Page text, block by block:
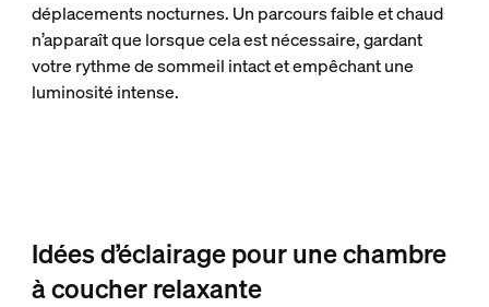
déplacements nocturnes. Un parcours faible et chaud
n’apparaît que lorsque cela est nécessaire, gardant
votre rythme de sommeil intact et empêchant une
luminosité intense.
Idées d’éclairage pour une chambre
à coucher relaxante